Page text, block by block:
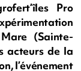
Pro
(Sainte-
acteurs de la
l’événement